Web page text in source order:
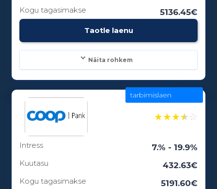
Kogu tagasimakse 5136.45€
Taotle laenu
Näita rohkem
Laenuperiood:
★★★★☆
Intress 7.% - 19.9%
Kuutasu 432.63€
Kogu tagasimakse 5191.60€
tarbimislaen